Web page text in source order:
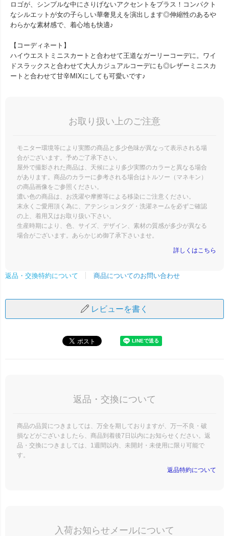
ロゴが、シンプルな中にさりげないアクセントをプラス！コンパクト
なシルエットが女の子らしい華奢見えを演出します◎伸縮性のあるや
わらかな素材感で、着心地も快適♪
【コーディネート】
ハイウエストミニスカートと合わせて王道なガーリーコーデに。ワイ
ドスラックスと合わせて大人カジュアルコーデにも◎レザーミニスカ
ートと合わせて甘辛MIXにしても可愛いです♪
お取り扱い上のご注意
モニター環境等により実際の商品と多少色味が異なって表示される場
合がございます。予めご了承下さい。
屋外で撮影された商品は、天候により多少実際のカラーと異なる場合
があります。商品のカラーに参考される場合はトルソー（マネキン）
の商品画像をご参照ください。
濃い色の商品は、お洗濯や摩擦等による移染にご注意ください。
末永くご愛用頂く為に、アテンションタグ・洗濯ネームを必ずご確認
の上、着用又はお取り扱い下さい。
生産時期により、色、サイズ、デザイン、素材の質感が多少が異なる
場合がございます。あらかじめ御了承下さいませ。
詳しくはこちら
返品・交換特約について 商品についてのお問い合わせ
レビューを書く
返品・交換について
商品の品質につきましては、万全を期しておりますが、万一不良・破
損などがございましたら、商品到着後7日以内にお知らせください。返
品・交換につきましては、1週間以内、未開封・未使用に限り可能で
す。
返品特約について
入荷お知らせメールについて